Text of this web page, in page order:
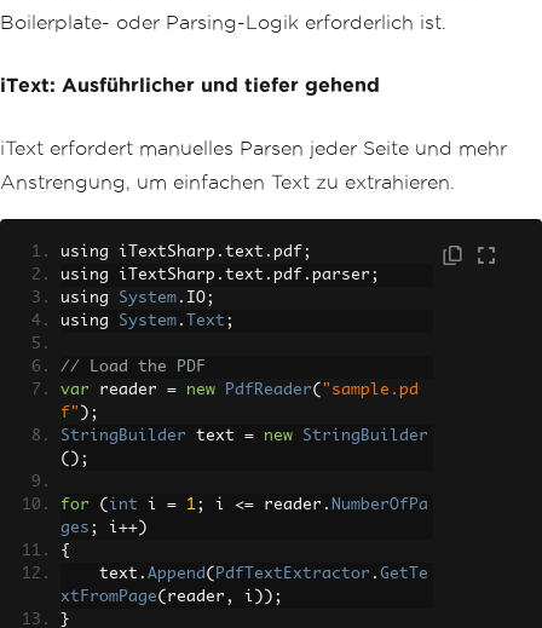
Boilerplate- oder Parsing-Logik erforderlich ist.
iText: Ausführlicher und tiefer gehend
iText erfordert manuelles Parsen jeder Seite und mehr
Anstrengung, um einfachen Text zu extrahieren.
using iTextSharp . text . pdf ;
using iTextSharp . text . pdf . parser ;
using System . IO;
using System . Text ;
// Load the PDF
var reader = new PdfReader( "sample.pd
f" );
StringBuilder text = new
StringBuilder
();
for ( int i = 1; i <= reader . NumberOfPa
ges ; i++)
{
    text
. Append ( PdfTextExtractor . GetTe
xtFromPage( reader , i ));
}